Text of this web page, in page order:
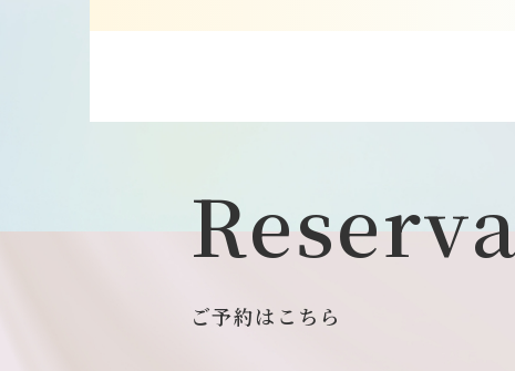
ご予約はこちら